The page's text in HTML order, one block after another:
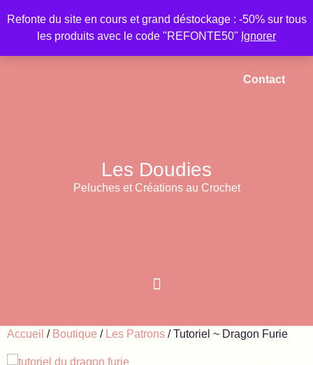
Refonte du site en cours et grand déstockage : -50% sur tous
les produits avec le code "REFONTE50" Ignorer
Contact
Les Doudies
Peluches et Créations au Crochet
Accueil / Boutique / Les Patrons / Tutoriel ~ Dragon Furie